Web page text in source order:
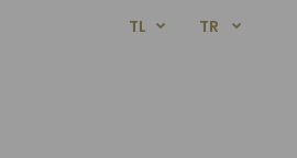
TL TR